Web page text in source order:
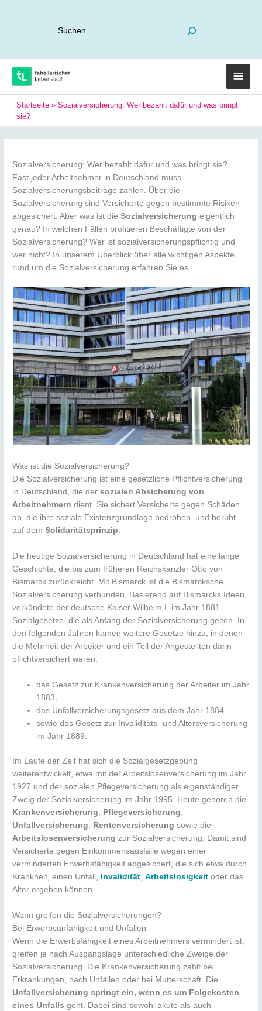
Startseite » Sozialversicherung: Wer bezahlt dafür und was bringt
sie?
Sozialversicherung: Wer bezahlt dafür und was bringt sie?
Fast jeder Arbeitnehmer in Deutschland muss
Sozialversicherungsbeiträge zahlen. Über die
Sozialversicherung sind Versicherte gegen bestimmte Risiken
abgesichert. Aber was ist dieSozialversicherung eigentlich
genau? In welchen Fällen profitieren Beschäftigte von der
Sozialversicherung? Wer ist sozialversicherungspflichtig und
wer nicht? In unserem Überblick über alle wichtigen Aspekte
rund um die Sozialversicherung erfahren Sie es.
Was ist die Sozialversicherung?
Die Sozialversicherung ist eine gesetzliche Pflichtversicherung
in Deutschland, die dersozialen Absicherung von
Arbeitnehmern dient. Sie sichert Versicherte gegen Schäden
ab, die ihre soziale Existenzgrundlage bedrohen, und beruht
auf demSolidaritätsprinzip.
Die heutige Sozialversicherung in Deutschland hat eine lange
Geschichte, die bis zum früheren Reichskanzler Otto von
Bismarck zurückreicht. Mit Bismarck ist die Bismarcksche
Sozialversicherung verbunden. Basierend auf Bismarcks Ideen
verkündete der deutsche Kaiser Wilhelm I. im Jahr 1881
Sozialgesetze, die als Anfang der Sozialversicherung gelten. In
den folgenden Jahren kamen weitere Gesetze hinzu, in denen
die Mehrheit der Arbeiter und ein Teil der Angestellten darin
pflichtversichert waren:
das Gesetz zur Krankenversicherung der Arbeiter im Jahr
1883,
das Unfallversicherungsgesetz aus dem Jahr 1884
sowie das Gesetz zur Invaliditäts- und Altersversicherung
im Jahr 1889.
Im Laufe der Zeit hat sich die Sozialgesetzgebung
weiterentwickelt, etwa mit der Arbeitslosenversicherung im Jahr
1927 und der sozialen Pflegeversicherung als eigenständiger
Zweig der Sozialversicherung im Jahr 1995. Heute gehören die
Krankenversicherung, Pflegeversicherung,
Unfallversicherung, Rentenversicherung sowie die
Arbeitslosenversicherung zur Sozialversicherung. Damit sind
Versicherte gegen Einkommensausfälle wegen einer
verminderten Erwerbsfähigkeit abgesichert, die sich etwa durch
Krankheit, einen Unfall,
Invalidität,Arbeitslosigkeit oder das
Alter ergeben können.
Wann greifen die Sozialversicherungen?
Bei Erwerbsunfähigkeit und Unfällen
Wenn die Erwerbsfähigkeit eines Arbeitnehmers vermindert ist,
greifen je nach Ausgangslage unterschiedliche Zweige der
Sozialversicherung. Die Krankenversicherung zahlt bei
Erkrankungen, nach Unfällen oder bei Mutterschaft. Die
Unfallversicherung springt ein, wenn es um Folgekosten
eines Unfalls geht. Dabei sind sowohl akute als auch